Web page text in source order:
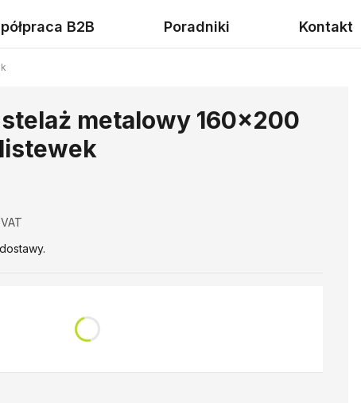
B2B Poradniki Kontakt
metalowy 160x200
VAT